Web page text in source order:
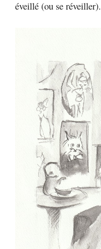
éveillé (ou se réveiller).